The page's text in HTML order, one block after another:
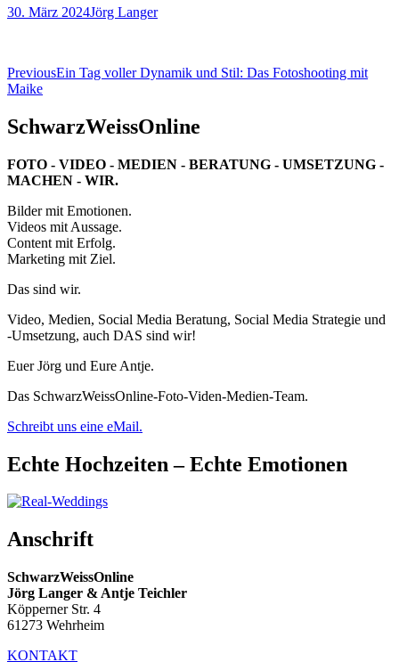
30. März 2024Jörg Langer
Beitragsnavigation
PreviousEin Tag voller Dynamik und Stil: Das Fotoshooting mit
Maike
SchwarzWeissOnline
FOTO - VIDEO - MEDIEN - BERATUNG - UMSETZUNG -
MACHEN - WIR.
Bilder mit Emotionen.
Videos mit Aussage.
Content mit Erfolg.
Marketing mit Ziel.
Das sind wir.
Video, Medien, Social Media Beratung, Social Media Strategie und
-Umsetzung, auch DAS sind wir!
Euer Jörg und Eure Antje.
Das SchwarzWeissOnline-Foto-Viden-Medien-Team.
Schreibt uns eine eMail.
Echte Hochzeiten – Echte Emotionen
Anschrift
SchwarzWeissOnline
Jörg Langer & Antje Teichler
Köpperner Str. 4
61273 Wehrheim
KONTAKT